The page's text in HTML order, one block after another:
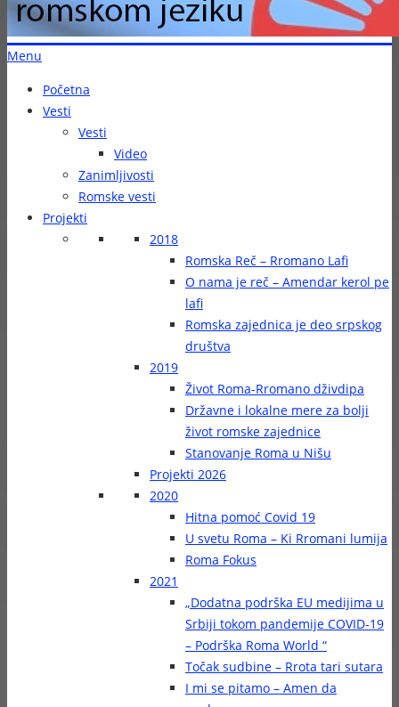
Menu
Početna
Vesti
Vesti
Video
Zanimljivosti
Romske vesti
Projekti
2018
Romska Reč – Rromano Lafi
O nama je reč – Amendar kerol pe
lafi
Romska zajednica je deo srpskog
društva
2019
Život Roma-Rromano dživdipa
Državne i lokalne mere za bolji
život romske zajednice
Stanovanje Roma u Nišu
Projekti 2026
2020
Hitna pomoć Covid 19
U svetu Roma – Ki Rromani lumija
Roma Fokus
2021
„Dodatna podrška EU medijima u
Srbiji tokom pandemije COVID-19
– Podrška Roma World “
Točak sudbine – Rrota tari sutara
I mi se pitamo – Amen da